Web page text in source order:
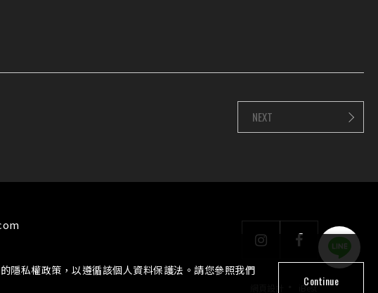
NEXT
iBest
隱私權政策，以遵循該個人資料保護法。請您參照我們
Continue